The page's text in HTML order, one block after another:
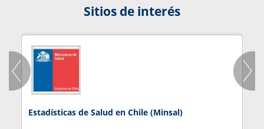
Sitios de interés
Estadísticas de Salud en Chile (Minsal)